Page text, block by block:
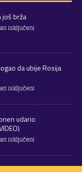
još brža
isključeni
da ubije Rosija
isključeni
udario
isključeni